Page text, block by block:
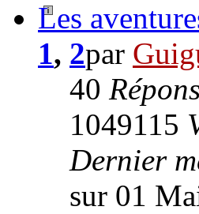
Les
1, 2par
40
1049115
Dernier
sur 01